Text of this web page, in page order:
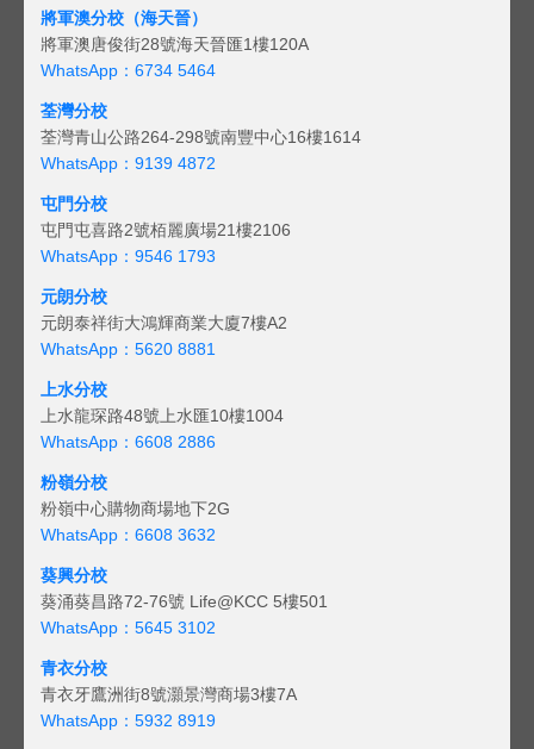
將軍澳分校（海天晉）
將軍澳唐俊街28號海天晉匯1樓120A
WhatsApp：6734 5464
荃灣分校
荃灣青山公路264-298號南豐中心16樓1614
WhatsApp：9139 4872
屯門分校
屯門屯喜路2號栢麗廣場21樓2106
WhatsApp：9546 1793
元朗分校
元朗泰祥街大鴻輝商業大廈7樓A2
WhatsApp：5620 8881
上水分校
上水龍琛路48號上水匯10樓1004
WhatsApp：6608 2886
粉嶺分校
粉嶺中心購物商場地下2G
WhatsApp：6608 3632
葵興分校
葵涌葵昌路72-76號 Life@KCC 5樓501
WhatsApp：5645 3102
青衣分校
青衣牙鷹洲街8號灝景灣商場3樓7A
WhatsApp：5932 8919